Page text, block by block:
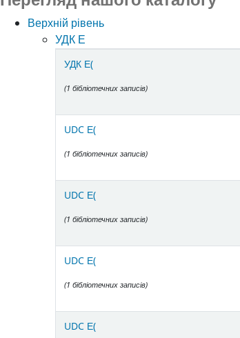
Верхній рівень
УДК Е
УДК Е(
(1 бібліотечних записів)
UDC Е(
(1 бібліотечних записів)
UDC Е(
(1 бібліотечних записів)
UDC Е(
(1 бібліотечних записів)
UDC Е(